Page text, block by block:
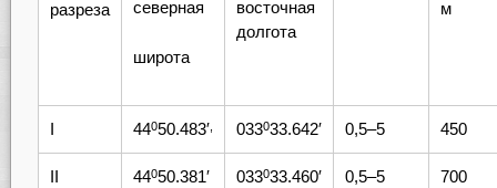
разреза
м
северная
широта
восточная
долгота
I 44050.483′, 033033.642′ 0,5–5 450
II 44050.381′ 033033.460′ 0,5–5 700